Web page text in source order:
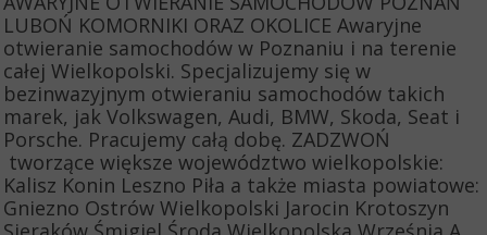
LUBOŃ KOMORNIKI ORAZ OKOLICE Awaryjne
otwieranie samochodów w Poznaniu i na terenie
całej Wielkopolski. Specjalizujemy się w
bezinwazyjnym otwieraniu samochodów takich
marek, jak Volkswagen, Audi, BMW, Skoda, Seat i
Porsche. Pracujemy całą dobę. ZADZWOŃ
tworzące większe województwo wielkopolskie:
Kalisz Konin Leszno Piła a także miasta powiatowe:
Gniezno Ostrów Wielkopolski Jarocin Krotoszyn